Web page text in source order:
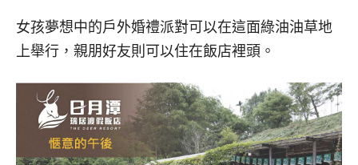
女孩夢想中的戶外婚禮派對可以在這面綠油油草地
上舉行，親朋好友則可以住在飯店裡頭。